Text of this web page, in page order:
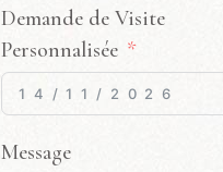
Demande de Visite
Personnalisée
Message